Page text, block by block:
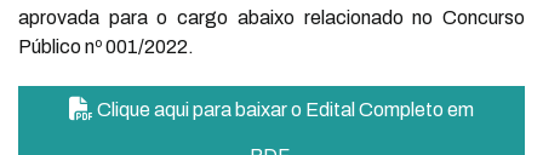
aprovada para o cargo abaixo relacionado no Concurso
Público nº 001/2022.
Clique aqui para baixar o Edital Completo em